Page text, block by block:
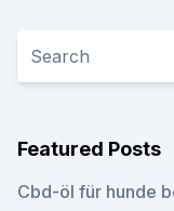
Featured Posts
Cbd-öl für hunde